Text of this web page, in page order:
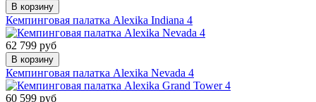
В корзину
Кемпинговая палатка Alexika Indiana 4
62 799 руб
В корзину
Кемпинговая палатка Alexika Nevada 4
60 599 руб